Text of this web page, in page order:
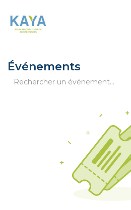
Événements